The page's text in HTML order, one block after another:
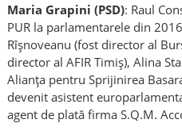
Maria Grapini (PSD): Raul
PUR la parlamentarele din
Rîșnoveanu (fost director al
director al AFIR Timiș), Alina
Alianța pentru Sprijinirea
devenit asistent
agent de plată firma S.Q.M.